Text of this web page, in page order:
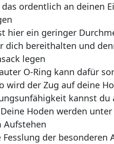
ordentlich an deinen
hier ein geringer
dich bereithalten und
legen
O-Ring kann dafür
wird der Zug auf deine
kannst
Hoden werden
Aufstehen
Fesslung der